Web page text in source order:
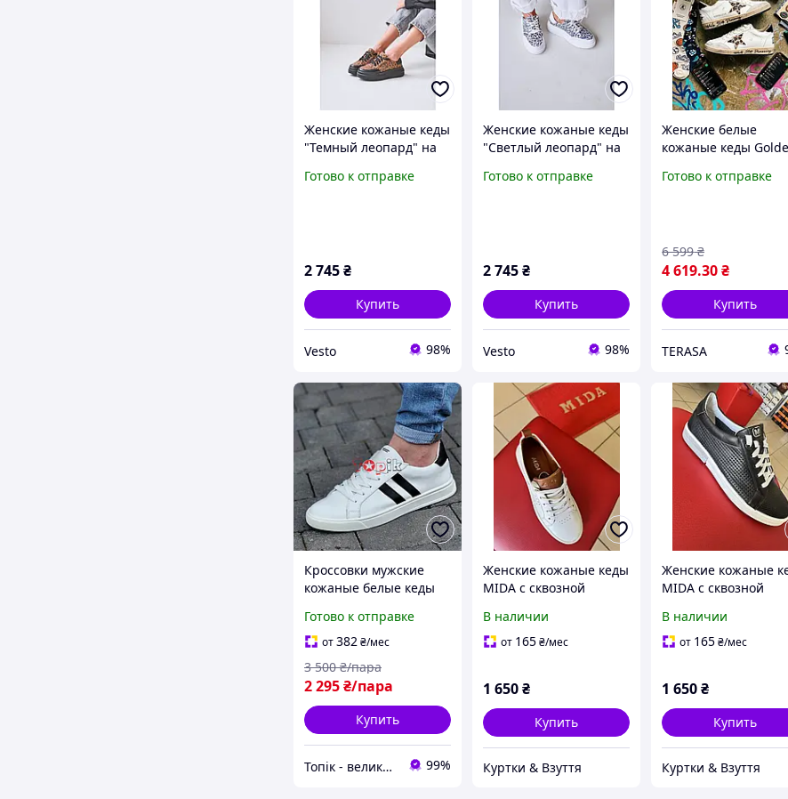
Женские кожаные кеды
"Темный леопард" на
Анималистичные кеды
Готово к отправке
2 745₴
Купить
Vesto 98%
Женские кожаные кеды
"Светлый леопард" на
Анималистичные кеды
Готово к отправке
2 745₴
Купить
Vesto 98%
Женские белые
кожаные кеды
винтажным
Готово к отправке
4 619.30₴
6 599 ₴
Купить
TERASA
Кроссовки мужские
кожаные белые кеды
шкіряні кеди (Код:
3103)
Готово к отправке
от382₴/мес
2 295₴/пара
3 500 ₴/пара
Купить
Топік - великий вибір взуття для чоловіків і жінок 99%
Женские кожаные кеды
MIDA с сквозной
Коньячные акценты
В наличии
от 165₴/мес
1 650₴
Купить
Куртки & Взуття
Женские кожаные
MIDA с сквозной
/ Летние
В наличии
от 165₴/мес
1 650₴
Купить
Куртки & Взуття